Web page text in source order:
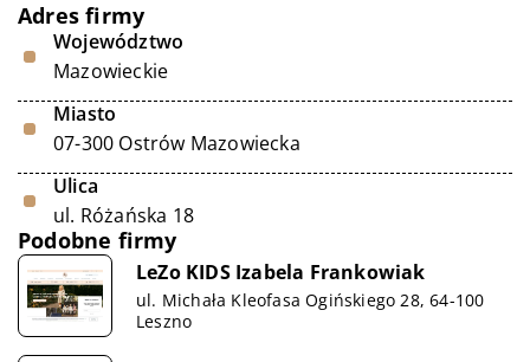
Adres firmy
Województwo
Mazowieckie
Miasto
07-300 Ostrów Mazowiecka
Ulica
ul. Różańska 18
Podobne firmy
LeZo KIDS Izabela Frankowiak
ul. Michała Kleofasa Ogińskiego 28, 64-100
Leszno